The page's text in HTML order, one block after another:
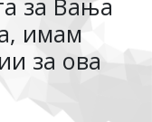
за Вања
имам
за ова